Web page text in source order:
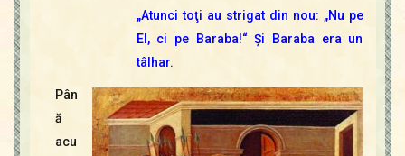
„Atunci toţi au strigat din nou: „Nu pe
El, ci pe Baraba!“ Şi Baraba era un
tâlhar.
Pân
ă
acu